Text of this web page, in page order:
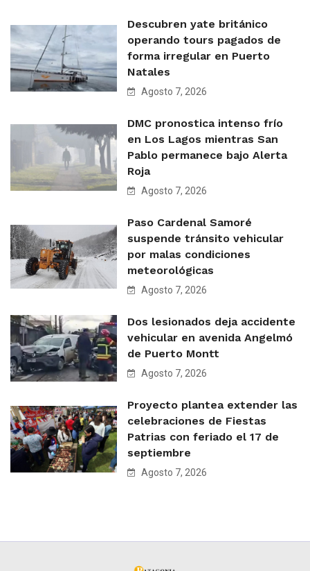
Descubren yate británico
operando tours pagados de
forma irregular en Puerto
Natales
Agosto 7, 2026
DMC pronostica intenso frío
en Los Lagos mientras San
Pablo permanece bajo Alerta
Roja
Agosto 7, 2026
Paso Cardenal Samoré
suspende tránsito vehicular
por malas condiciones
meteorológicas
Agosto 7, 2026
Dos lesionados deja accidente
vehicular en avenida Angelmó
de Puerto Montt
Agosto 7, 2026
Proyecto plantea extender las
celebraciones de Fiestas
Patrias con feriado el 17 de
septiembre
Agosto 7, 2026